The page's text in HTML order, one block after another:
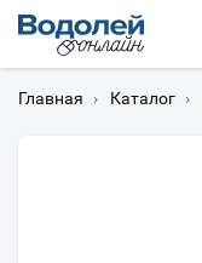
Главная › Каталог ›